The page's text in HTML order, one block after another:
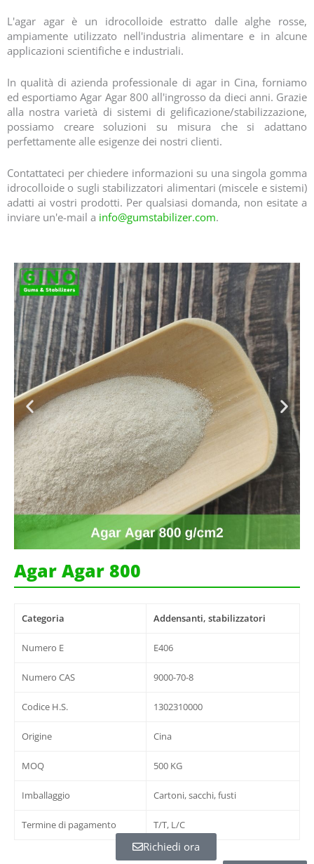
L'agar agar è un idrocolloide estratto dalle alghe rosse,
ampiamente utilizzato nell'industria alimentare e in alcune
applicazioni scientifiche e industriali.
In qualità di azienda professionale di agar in Cina, forniamo
ed esportiamo Agar Agar 800 all'ingrosso da dieci anni. Grazie
alla nostra varietà di sistemi di gelificazione/stabilizzazione,
possiamo creare soluzioni su misura che si adattano
perfettamente alle esigenze dei nostri clienti.
Contattateci per chiedere informazioni su una singola gomma
idrocolloide o sugli stabilizzatori alimentari (miscele e sistemi)
adatti ai vostri prodotti. Per qualsiasi domanda, non esitate a
inviare un'e-mail a info@gumstabilizer.com.
Agar Agar 800
Categoria Addensanti, stabilizzatori
Numero E E406
Numero CAS 9000-70-8
Codice H.S. 1302310000
Origine Cina
MOQ 500 KG
Imballaggio Cartoni, sacchi, fusti
Termine di pagamento T/T, L/C
Richiedi ora